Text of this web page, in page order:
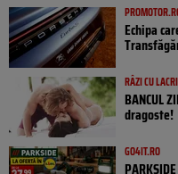
Echipa
RÂZI CU
BANCUL
dragoste!
GO4IT.RO